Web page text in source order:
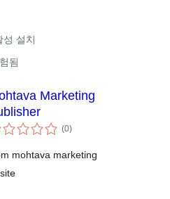
성 설치
됨
Marketing
(0전
체
점
)
mohtava marketing